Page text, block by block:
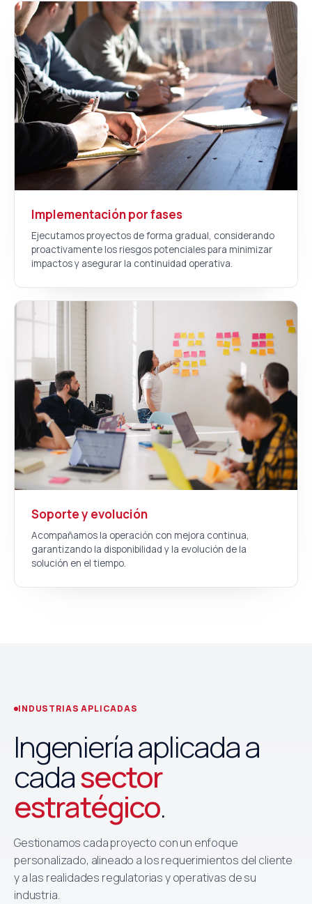
Implementación por fases
Ejecutamos proyectos de forma gradual, considerando
proactivamente los riesgos potenciales para minimizar
impactos y asegurar la continuidad operativa.
Soporte y evolución
Acompañamos la operación con mejora continua,
garantizando la disponibilidad y la evolución de la
solución en el tiempo.
INDUSTRIAS APLICADAS
Ingeniería aplicada a
cadasector
estratégico.
Gestionamos cada proyecto con un enfoque
personalizado, alineado a los requerimientos del cliente
y a las realidades regulatorias y operativas de su
industria.